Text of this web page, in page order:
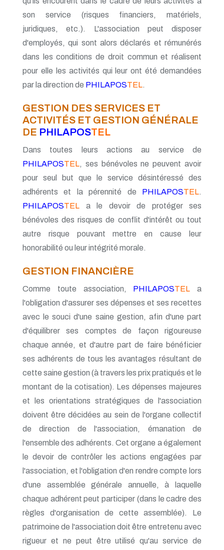
son service (risques financiers, matériels,
juridiques, etc.). L'association peut disposer
d'employés, qui sont alors déclarés et rémunérés
dans les conditions de droit commun et réalisent
pour elle les activités qui leur ont été demandées
par la direction de PHILAPOSTEL.
GESTION DES SERVICES ET
ACTIVITÉS ET GESTION GÉNÉRALE
DE PHILAPOSTEL
Dans toutes leurs actions au service de
PHILAPOSTEL, ses bénévoles ne peuvent avoir
pour seul but que le service désintéressé des
adhérents et la pérennité de PHILAPOSTEL.
PHILAPOSTEL a le devoir de protéger ses
bénévoles des risques de conflit d'intérêt ou tout
autre risque pouvant mettre en cause leur
honorabilité ou leur intégrité morale.
GESTION FINANCIÈRE
Comme toute association, PHILAPOSTEL a
l'obligation d'assurer ses dépenses et ses recettes
avec le souci d'une saine gestion, afin d'une part
d'équilibrer ses comptes de façon rigoureuse
chaque année, et d'autre part de faire bénéficier
ses adhérents de tous les avantages résultant de
cette saine gestion (à travers les prix pratiqués et le
montant de la cotisation). Les dépenses majeures
et les orientations stratégiques de l'association
doivent être décidées au sein de l'organe collectif
de direction de l'association, émanation de
l'ensemble des adhérents. Cet organe a également
le devoir de contrôler les actions engagées par
l'association, et l'obligation d'en rendre compte lors
d'une assemblée générale annuelle, à laquelle
chaque adhérent peut participer (dans le cadre des
règles d'organisation de cette assemblée). Le
patrimoine de l'association doit être entretenu avec
rigueur et ne peut être utilisé qu'au service de